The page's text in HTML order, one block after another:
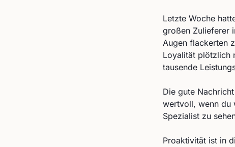
Letzte Woche
großen Zulieferer
Augen flackerten
Loyalität plötzlich
tausende
Die gute
wertvoll, wenn du
Spezialist zu
Proaktivität ist in